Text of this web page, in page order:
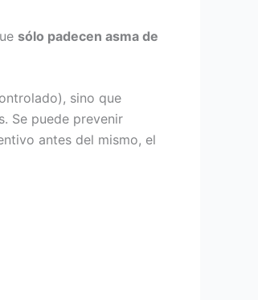
sólo padecen asma de
sino que
Se puede prevenir
antes del mismo, el